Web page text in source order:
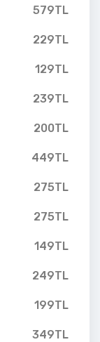
579TL
229TL
129TL
239TL
200TL
449TL
275TL
275TL
149TL
249TL
199TL
349TL